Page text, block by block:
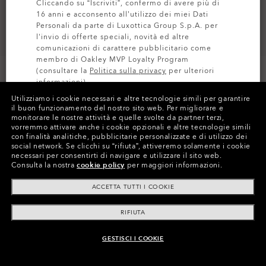
AGGIUNGI AL CARRELLO
Colori (2) LentePrizm Black,
Paga nel tempo
Utilizziamo i cookie necessari e altre tecnologie simili per garantire
il buon funzionamento del nostro sito web. Per migliorare e
monitorare le nostre attività e quelle svolte da partner terzi,
vorremmo attivare anche i cookie opzionali e altre tecnologie simili
con finalità analitiche, pubblicitarie personalizzate e di utilizzo dei
social network. Se clicchi su “rifiuta”, attiveremo solamente i cookie
necessari per consentirti di navigare e utilizzare il sito web.
Consulta la nostracookie policy per maggiori informazioni.
ACCETTA TUTTI I COOKIE
RIFIUTA
GESTISCI I COOKIE
Cliccando su “Iscriviti”, confermo di avere più di
16 anni e acconsento all’utilizzo dei miei Dati
Personali da parte di Luxottica Group S.p.A. per
l'invio di offerte speciali, novità ed altre
comunicazioni di carattere pubblicitario come
membro di Oakley MVP Loyalty Program
(consultare la Politica sulla privacy per ulteriori
informazioni).
ISCRIVITI